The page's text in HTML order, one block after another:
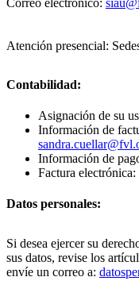
Atención presencial:
Contabilidad:
Asignación de su
Información de
Información de
Factura electrónica:
Datos personales:
Si desea ejercer su
sus datos, revise los
envíe un correo a: